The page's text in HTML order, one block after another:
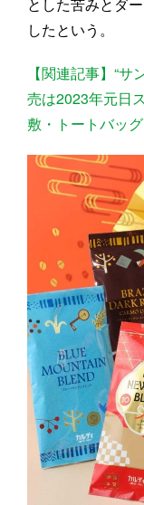
したという。
【関連記事】“
売は2023年元日
敷・トートバッ